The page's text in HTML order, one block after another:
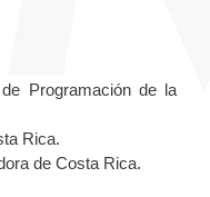
Programación de la
Rica.
de Costa Rica.